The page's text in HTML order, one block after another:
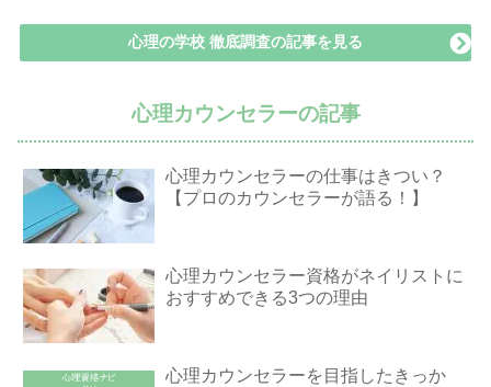
心理の学校 徹底調査の記事を見る
心理カウンセラーの記事
心理カウンセラーの仕事はきつい？
【プロのカウンセラーが語る！】
心理カウンセラー資格がネイリストに
おすすめできる3つの理由
心理カウンセラーを目指したきっか